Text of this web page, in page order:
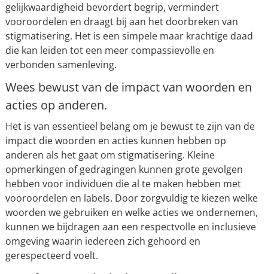
gelijkwaardigheid bevordert begrip, vermindert
vooroordelen en draagt bij aan het doorbreken van
stigmatisering. Het is een simpele maar krachtige daad
die kan leiden tot een meer compassievolle en
verbonden samenleving.
Wees bewust van de impact van woorden en
acties op anderen.
Het is van essentieel belang om je bewust te zijn van de
impact die woorden en acties kunnen hebben op
anderen als het gaat om stigmatisering. Kleine
opmerkingen of gedragingen kunnen grote gevolgen
hebben voor individuen die al te maken hebben met
vooroordelen en labels. Door zorgvuldig te kiezen welke
woorden we gebruiken en welke acties we ondernemen,
kunnen we bijdragen aan een respectvolle en inclusieve
omgeving waarin iedereen zich gehoord en
gerespecteerd voelt.